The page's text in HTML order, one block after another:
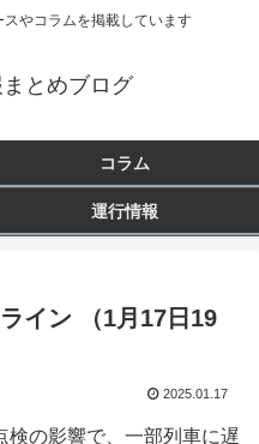
やコラムを掲載しています
とめブログ
コラム
運行情報
イン （1月17日19
2025.01.17
検の影響で、一部列車に遅